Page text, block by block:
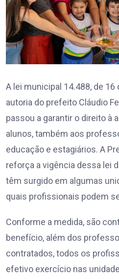
A lei municipal 14.488, de 16
autoria do prefeito Cláudio
passou a garantir o direito à
alunos, também aos
educação e estagiários. A
reforça a vigência dessa lei
têm surgido em algumas
quais profissionais podem
Conforme a medida, são
benefício, além dos
contratados, todos os
efetivo exercício nas